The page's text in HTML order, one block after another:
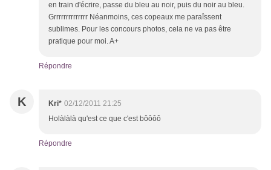
en train d'écrire, passe du bleu au noir, puis du noir au bleu.
Grrrrrrrrrrrrrr Néanmoins, ces copeaux me paraîssent
sublimes. Pour les concours photos, cela ne va pas être
pratique pour moi. A+
Répondre
K Kri* 02/12/2011 21:25
Holàlàlà qu'est ce que c'est bôôôô
Répondre